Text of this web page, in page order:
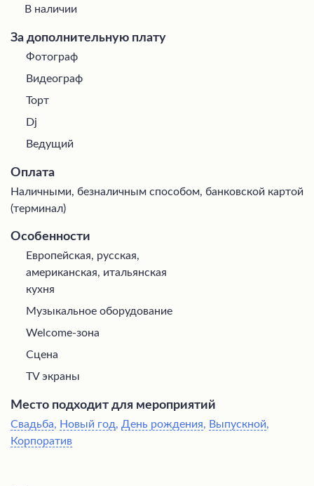
В наличии
За дополнительную плату
Фотограф
Видеограф
Торт
Dj
Ведущий
Оплата
Наличными, безналичным способом, банковской картой
(терминал)
Особенности
Европейская, русская,
американская, итальянская
кухня
Музыкальное оборудование
Welcome-зона
Сцена
TV экраны
Место подходит для мероприятий
Свадьба, Новый год, День рождения, Выпускной,
Корпоратив